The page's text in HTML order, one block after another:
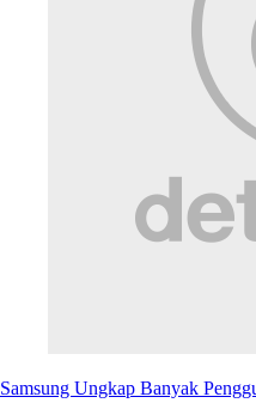
Samsung Ungkap Banyak